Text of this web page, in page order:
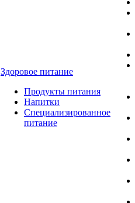
Здоровое питание
Продукты питания
Напитки
Специализированное
питание